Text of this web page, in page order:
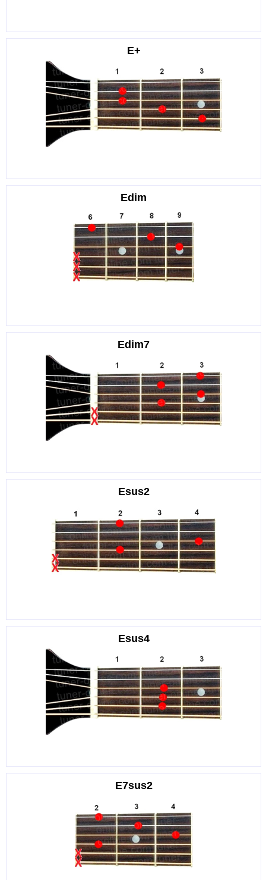
E+
Edim
Edim7
Esus2
Esus4
E7sus2